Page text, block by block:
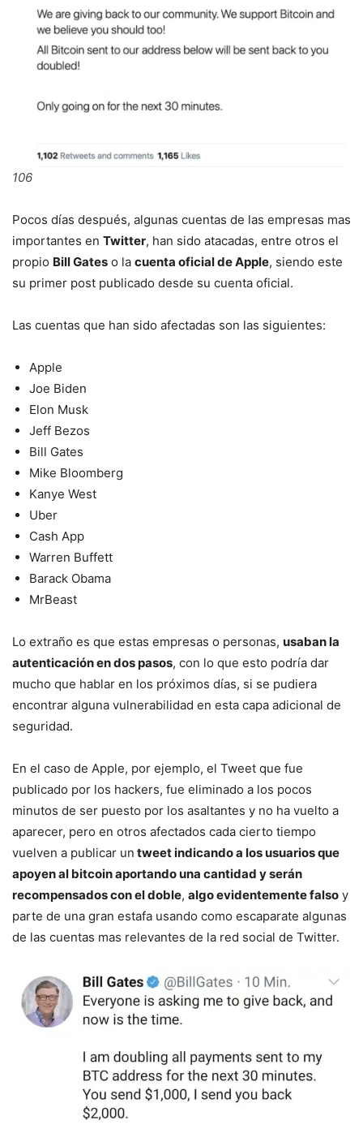
106
Pocos días después, algunas cuentas de las empresas mas
importantes en Twitter, han sido atacadas, entre otros el
propio Bill Gates o la cuenta oficial de Apple, siendo este
su primer post publicado desde su cuenta oficial.
Las cuentas que han sido afectadas son las siguientes:
Apple
Joe Biden
Elon Musk
Jeff Bezos
Bill Gates
Mike Bloomberg
Kanye West
Uber
Cash App
Warren Buffett
Barack Obama
MrBeast
Lo extraño es que estas empresas o personas, usaban la
autenticación en dos pasos, con lo que esto podría dar
mucho que hablar en los próximos días, si se pudiera
encontrar alguna vulnerabilidad en esta capa adicional de
seguridad.
En el caso de Apple, por ejemplo, el Tweet que fue
publicado por los hackers, fue eliminado a los pocos
minutos de ser puesto por los asaltantes y no ha vuelto a
aparecer, pero en otros afectados cada cierto tiempo
vuelven a publicar un tweet indicando a los usuarios que
apoyen al bitcoin aportando una cantidad y serán
recompensados con el doble, algo evidentemente falso y
parte de una gran estafa usando como escaparate algunas
de las cuentas mas relevantes de la red social de Twitter.